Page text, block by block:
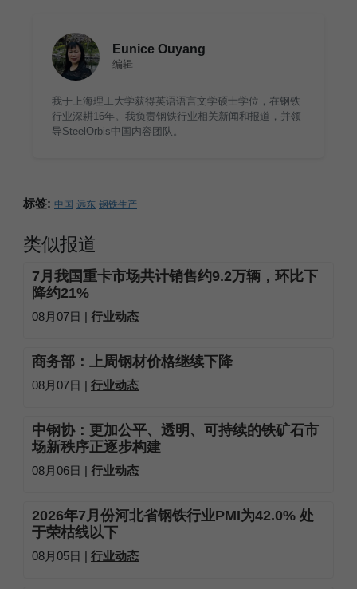
Eunice Ouyang
编辑
我于上海理工大学获得英语语言文学硕士学位，在钢铁
行业深耕16年。我负责钢铁行业相关新闻和报道，并领
导SteelOrbis中国内容团队。
标签: 中国 远东 钢铁生产
类似报道
7月我国重卡市场共计销售约9.2万辆，环比下
降约21%
08月07日 | 行业动态
商务部：上周钢材价格继续下降
08月07日 | 行业动态
中钢协：更加公平、透明、可持续的铁矿石市
场新秩序正逐步构建
08月06日 | 行业动态
2026年7月份河北省钢铁行业PMI为42.0% 处
于荣枯线以下
08月05日 | 行业动态